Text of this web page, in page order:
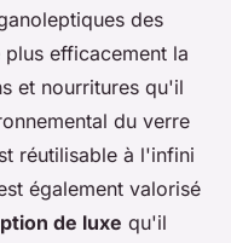
des
efficacement la
et nourritures qu'il
du verre
réutilisable à l'infini
également valorisé
de luxe qu'il